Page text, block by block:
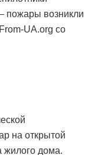
пожары возникли
UA.org со
на открытой
дома.